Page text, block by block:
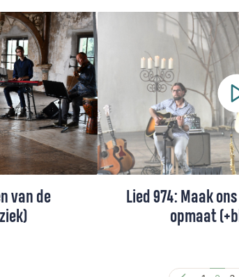
door
Lied 975 uit het
van de
Lied 974: Maak
opmaat
Linda